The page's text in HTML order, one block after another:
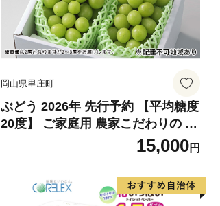
岡山県里庄町
ぶどう 2026年 先行予約 【平均糖度
20度】 ご家庭用 農家こだわりの シ
ャイン マスカット 2～3房 合計約1.
2kg ブドウ 葡萄 岡山県産 国産 フル
ーツ 果物 【 Nini farm 農家 直送 】
15,000円